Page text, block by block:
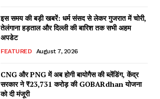
इस समय की बड़ी खबरें: धर्म संसद से लेकर गुजरात में चोरी,
तेलंगाना हड़ताल और दिल्ली की बारिश तक सभी अहम
अपडेट
FEATURED August 7, 2026
CNG और PNG में अब होगी बायोगैस की ब्लेंडिंग, केंद्र
सरकार ने ₹23,731 करोड़ की GOBARdhan योजना
को दी मंजूरी